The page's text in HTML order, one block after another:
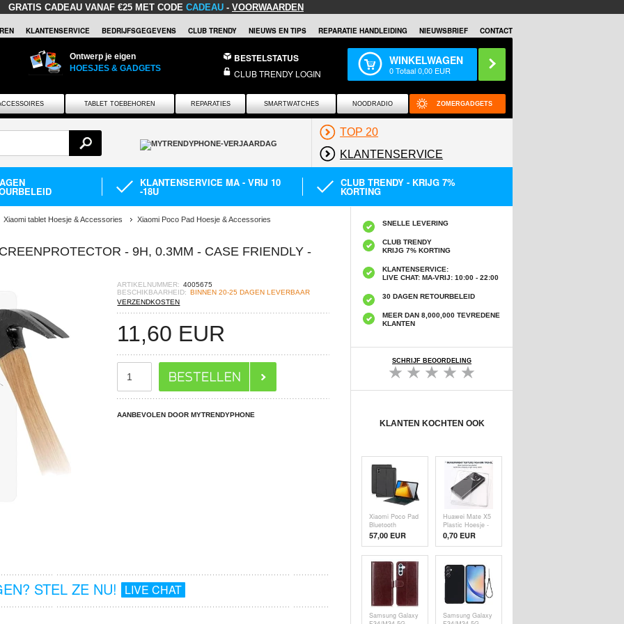
GRATIS CADEAU VANAF €25 MET CODE CADEAU - VOORWAARDEN
KLANTENSERVICE BEDRIJFSGEGEVENS CLUB TRENDY NIEUWS EN TIPS REPARATIE HANDLEIDING NIEUWSBRIEF CONTACT
Ontwerp je eigen
HOESJES & GADGETS
BESTELSTATUS
CLUB TRENDY LOGIN
WINKELWAGEN
0Totaal0,00 EUR
TABLET TOEBEHOREN REPARATIES SMARTWATCHES NOODRADIO ZOMERGADGETS
TOP 20
KLANTENSERVICE
KLANTENSERVICE MA - VRIJ 10
-18U
CLUB TRENDY - KRIJG 7%
KORTING
Xiaomi tablet Hoesje & Accessories Xiaomi Poco Pad Hoesje & Accessories
- 9H, 0.3MM - CASE FRIENDLY -
ARTIKELNUMMER: 4005675
BESCHIKBAARHEID: BINNEN 20-25 DAGEN LEVERBAAR
VERZENDKOSTEN
11,60 EUR
AANBEVOLEN DOOR MYTRENDYPHONE
STEL ZE NU! LIVE CHAT
SNELLE LEVERING
CLUB TRENDY
KRIJG 7% KORTING
KLANTENSERVICE:
LIVE CHAT: MA-VRIJ: 10:00 - 22:00
30 DAGEN RETOURBELEID
MEER DAN 8,000,000 TEVREDENE
KLANTEN
SCHRIJF BEOORDELING
KLANTEN KOCHTEN OOK
Xiaomi Poco Pad
Bluetooth
Toetsenbord
Hoesje - Zwart
57,00 EUR
Huawei Mate X5
Plastic Hoesje -
Doorzichtig
0,70 EUR
Samsung Galaxy
Samsung Galaxy